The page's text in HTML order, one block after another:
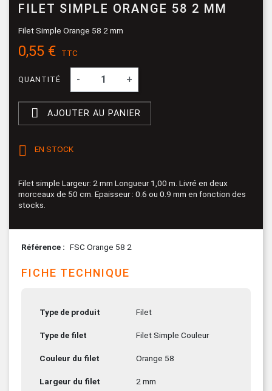
FILET SIMPLE ORANGE 58 2 MM
Filet Simple Orange 58 2 mm
0,55 € TTC
QUANTITÉ - +
 AJOUTER AU PANIER
 EN STOCK
Filet simple Largeur: 2 mm Longueur 1,00 m. Livré en deux
morceaux de 50 cm. Epaisseur : 0.6 ou 0.9 mm en fonction des
stocks.
Référence FSC Orange 58 2
FICHE TECHNIQUE
Type de produit Filet
Type de filet Filet Simple Couleur
Couleur du filet Orange 58
Largeur du filet 2 mm